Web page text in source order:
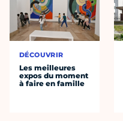
DÉCOUVRIR
Les meilleures
expos du moment
à faire en famille